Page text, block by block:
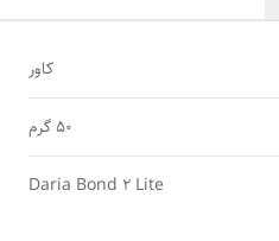
کاور
50 گرم
Daria Bond 2 Lite